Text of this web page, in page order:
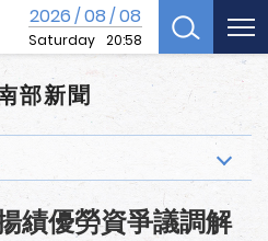
2026/08/08
Saturday 20:58
部新聞
績優勞資爭議調解